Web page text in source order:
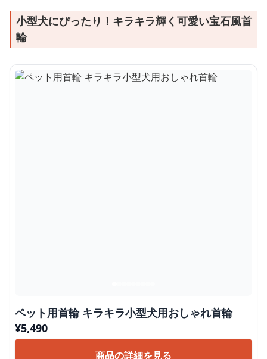
小型犬にぴったり！キラキラ輝く可愛い宝石風首
輪
ペット用首輪 キラキラ小型犬用おしゃれ首輪
¥5,490
商品の詳細を見る